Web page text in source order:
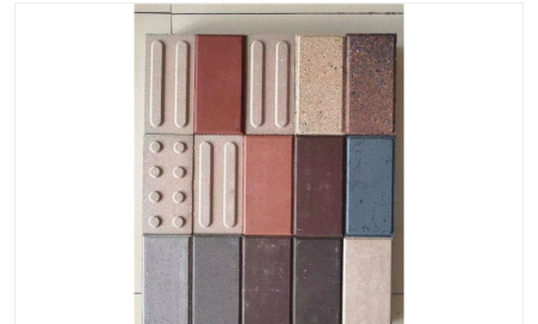
混凝土路沿石
便道砖
花岗岩路岩石 盲道砖
pc仿石砖